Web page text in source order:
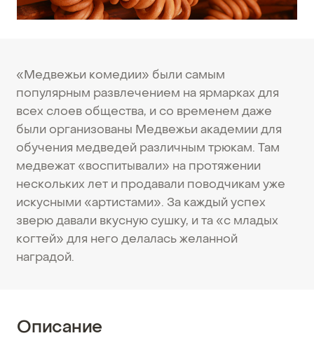
«Медвежьи комедии» были самым
популярным развлечением на ярмарках для
всех слоев общества, и со временем даже
были организованы Медвежьи академии для
обучения медведей различным трюкам. Там
медвежат «воспитывали» на протяжении
нескольких лет и продавали поводчикам уже
искусными «артистами». За каждый успех
зверю давали вкусную сушку, и та «с младых
когтей» для него делалась желанной
наградой.
Описание